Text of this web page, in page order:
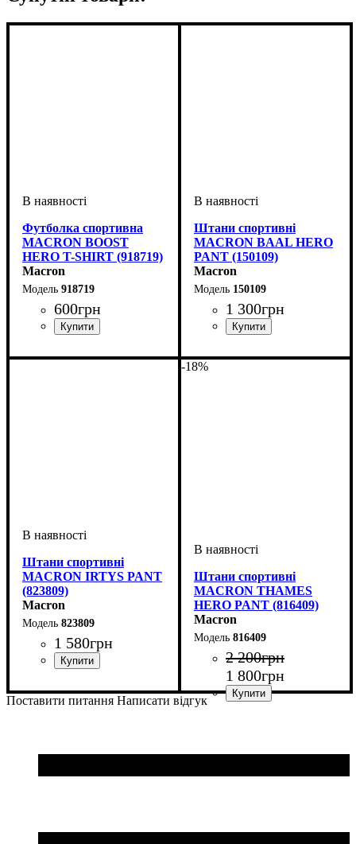
Футболка спортивна
MACRON BOOST
HERO T-SHIRT (918719)
Macron
918719
600грн
Чоловічий
Штани спортивні
MACRON BAAL HERO
PANT (150109)
Macron
150109
1 300грн
Штани спортивні
MACRON IRTYS PANT
(823809)
Macron
823809
1 580грн
-18%
Штани спортивні
MACRON THAMES
HERO PANT (816409)
Macron
816409
2 200грн
1 800грн
Стать
Виробник
Колір
Поставити питання Написати відгук